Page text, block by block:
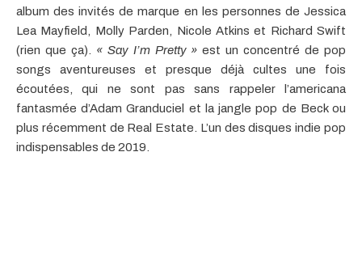
album des invités de marque en les personnes de Jessica
Lea Mayfield, Molly Parden, Nicole Atkins et Richard Swift
(rien que ça). « Say I’m Pretty » est un concentré de pop
songs aventureuses et presque déjà cultes une fois
écoutées, qui ne sont pas sans rappeler l’americana
fantasmée d’Adam Granduciel et la jangle pop de Beck ou
plus récemment de Real Estate. L’un des disques indie pop
indispensables de 2019.